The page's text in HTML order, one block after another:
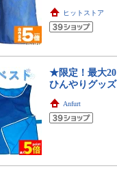
ヒットストア
★限定！最大
ひんやりグッ
Anfurt